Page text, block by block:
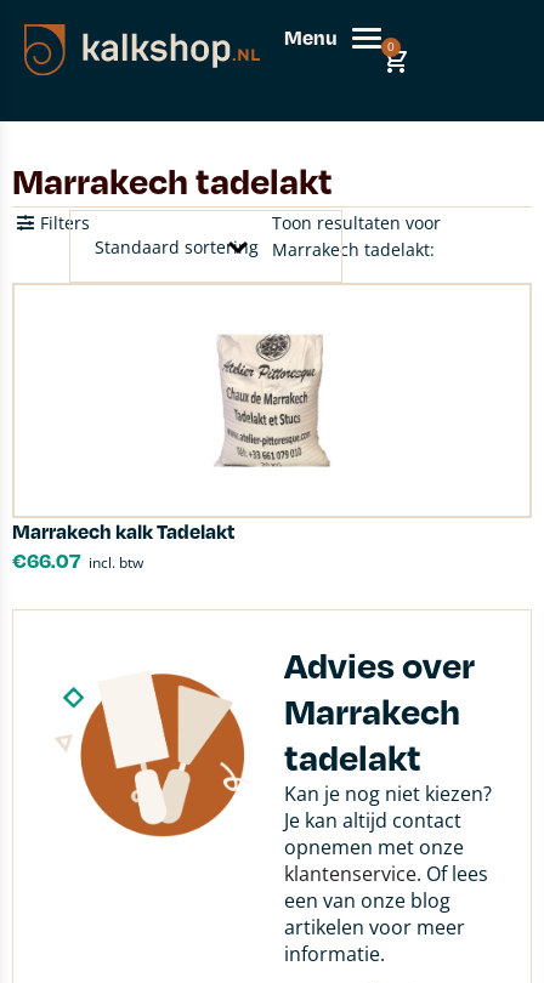
Menu 0
Marrakech tadelakt
Toon resultaten voor
Marrakech tadelakt:
Filters
Marrakech kalk Tadelakt
€66.07 incl. btw
Advies over
Marrakech
tadelakt
Kan je nog niet kiezen?
Je kan altijd contact
opnemen met onze
klantenservice. Of lees
een van onze blog
artikelen voor meer
informatie.